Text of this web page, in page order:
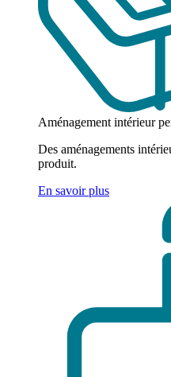
Aménagement intérieur
Des aménagements
produit.
En savoir plus